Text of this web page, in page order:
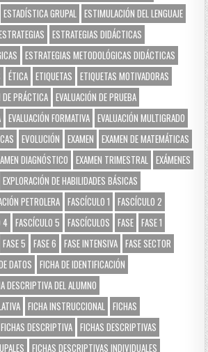
ESTADÍSTICA GRUPAL
ESTIMULACIÓN DEL LENGUAJE
ESTRATEGIAS DIDÁCTICAS
ESTRATEGIAS METODOLÓGICAS DIDÁCTICAS
ÉTICA ETIQUETAS
ETIQUETAS MOTIVADORAS
DE PRÁCTICA EVALUACIÓN DE PRUEBA
EVALUACIÓN FORMATIVA EVALUACIÓN MULTIGRADO
EVOLUCIÓN EXAMEN
EXAMEN DE MATEMÁTICAS
DIAGNÓSTICO EXAMEN TRIMESTRAL
EXÁMENES
EXPLORACIÓN DE HABILIDADES BÁSICAS
PETROLERA FASCÍCULO 1
FASCÍCULO 2
4 FASCÍCULO 5 FASCÍCULOS FASE FASE 1
FASE 5 FASE 6 FASE INTENSIVA FASE SECTOR
DATOS
FICHA DE IDENTIFICACIÓN
DESCRIPTIVA DEL ALUMNO
FICHA INSTRUCCIONAL
FICHAS
FICHAS DESCRIPTIVA FICHAS DESCRIPTIVAS
FICHAS DESCRIPTIVAS INDIVIDUALES